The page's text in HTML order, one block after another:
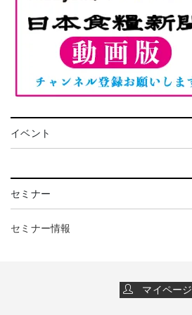
イベント
セミナー
セミナー情報
マイページ